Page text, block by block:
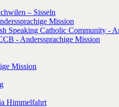
– Sisseln
Mission
Speaking Catholic Community -
- Anderssprachige Mission
Mission
Himmelfahrt